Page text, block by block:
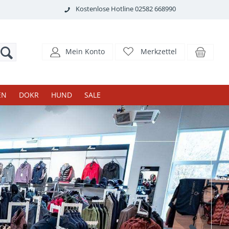
Kostenlose Hotline 02582 668990
Mein Konto Merkzettel
DOKR HUND SALE